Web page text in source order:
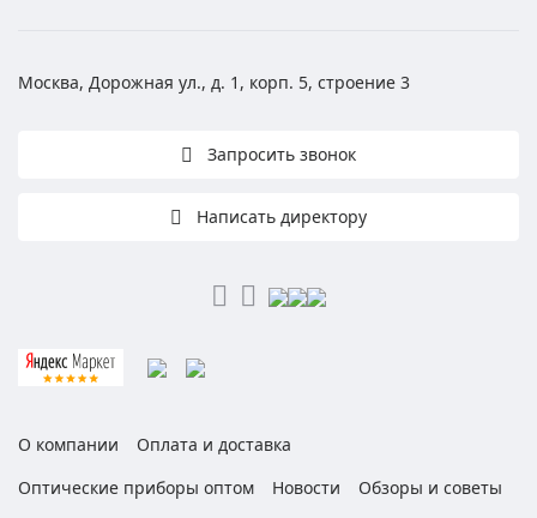
Москва, Дорожная ул., д. 1, корп. 5, строение 3
Запросить звонок
Написать директору
О компании
Оплата и доставка
Оптические приборы оптом
Новости
Обзоры и советы